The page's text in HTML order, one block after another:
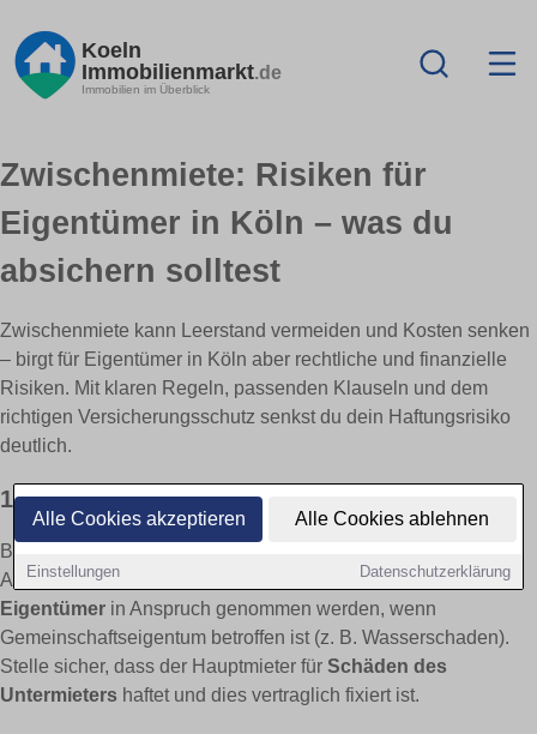
Alle Cookies akzeptieren Alle Cookies ablehnen
Einstellungen Datenschutzerklärung
Koeln
Immobilienmarkt.de
Immobilien im Überblick
Zwischenmiete: Risiken für
Eigentümer in Köln – was du
absichern solltest
Zwischenmiete kann Leerstand vermeiden und Kosten senken
– birgt für Eigentümer in Köln aber rechtliche und finanzielle
Risiken. Mit klaren Regeln, passenden Klauseln und dem
richtigen Versicherungsschutz senkst du dein Haftungsrisiko
deutlich.
1) Haftung & Verantwortlichkeiten
Bei Eigentumswohnungen bleibt der
Ansprechpartner der Hausverwaltung; dennoch kann der
Eigentümer in Anspruch genommen werden, wenn
Gemeinschaftseigentum betroffen ist (z. B. Wasserschaden).
Stelle sicher, dass der Hauptmieter für Schäden des
Untermieters haftet und dies vertraglich fixiert ist.